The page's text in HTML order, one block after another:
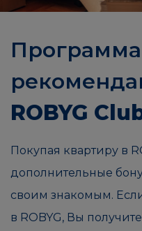
Программа
ROBYG
Покупая квартиру в
дополнительные
своим знакомым.
в ROBYG, Вы